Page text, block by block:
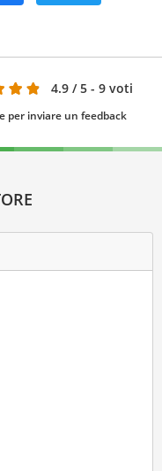
4.9 / 5 - 9 voti
per inviare un feedback